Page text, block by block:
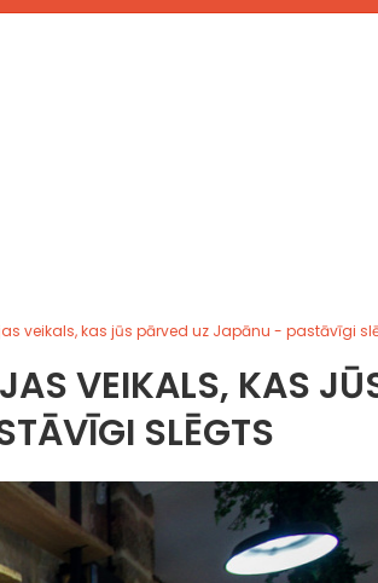
veikals, kas jūs pārved uz Japānu - pastāvīgi
VEIKALS, KAS
SLĒGTS